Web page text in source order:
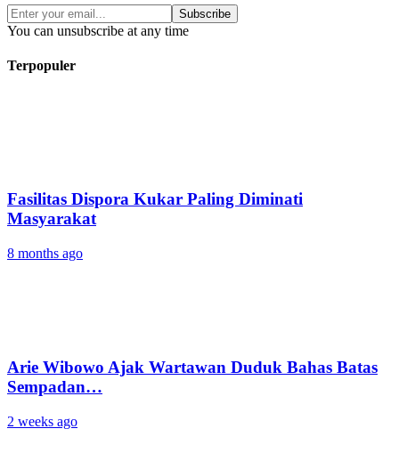
Subscribe
You can unsubscribe at any time
Terpopuler
Fasilitas Dispora Kukar Paling Diminati
Masyarakat
8 months ago
Arie Wibowo Ajak Wartawan Duduk Bahas Batas
Sempadan…
2 weeks ago